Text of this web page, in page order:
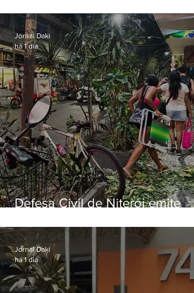
ventos fortes nesta sexta (7)
Defesa Civil de Niterói emite
sexta-feira (07)
Jornal Daki
há 1 dia
Jornal Daki
há 1 dia